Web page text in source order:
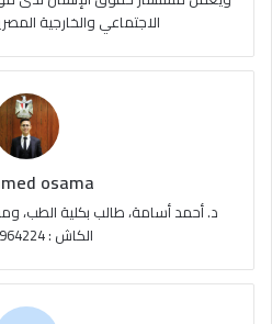
ق
ع
R
S
S
الاجتماعي والخارجية المصرية |
osama
د. أحمد أسامة، طالب بكلية الطب،
الكاش : 01065964224